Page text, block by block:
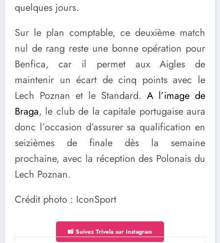
quelques jours.
Sur le plan comptable, ce deuxième match
nul de rang reste une bonne opération pour
Benfica, car il permet aux Aigles de
maintenir un écart de cinq points avec le
Lech Poznan et le Standard. A l’image de
Braga, le club de la capitale portugaise aura
donc l’occasion d’assurer sa qualification en
seizièmes de finale dès la semaine
prochaine, avec la réception des Polonais du
Lech Poznan.
Crédit photo : IconSport
📸 Suivez Trivela sur Instagram